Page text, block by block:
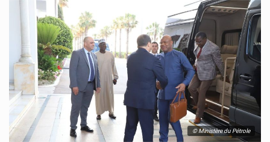
© Ministère du Pétrole